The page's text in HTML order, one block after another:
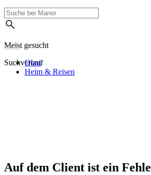
Meist gesucht
Suchverlauf
Ooni
Heim & Reisen
Auf dem Client ist ein